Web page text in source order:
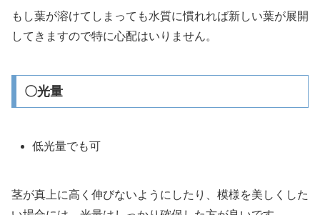
もし葉が溶けてしまっても水質に慣れれば新しい葉が展開
してきますので特に心配はいりません。
〇光量
低光量でも可
茎が真上に高く伸びないようにしたり、模様を美しくした